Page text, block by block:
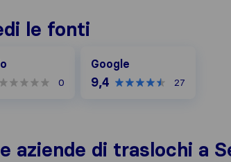
le fonti
0
Google
9,4 27
aziende di traslochi a